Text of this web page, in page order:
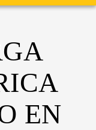
EN